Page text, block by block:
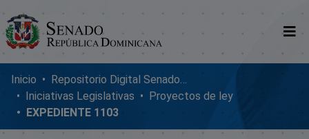
Comunidades
Glosario
Nosotros
Inicio
Repositorio Digital SenadoRD
Iniciativas Legislativas
Proyectos de ley
EXPEDIENTE 1103